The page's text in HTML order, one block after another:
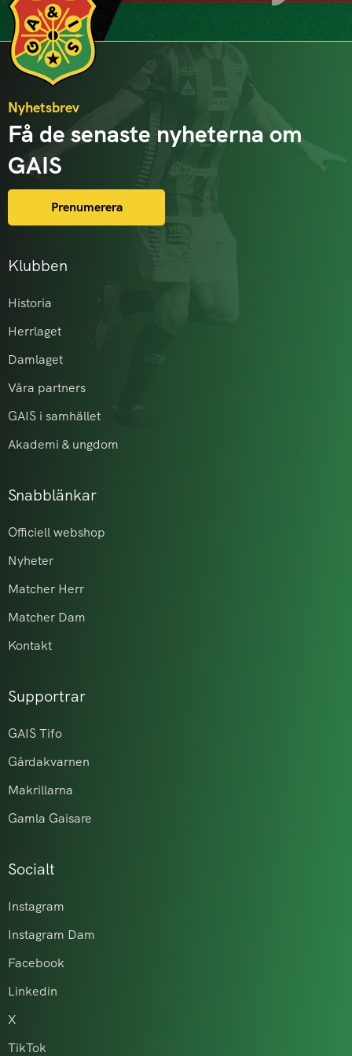
Klubben
Historia
Herrlaget
Damlaget
Våra partners
GAIS i samhället
Akademi & ungdom
Snabblänkar
Officiell webshop
Nyheter
Matcher Herr
Matcher Dam
Kontakt
Supportrar
GAIS Tifo
Gårdakvarnen
Makrillarna
Gamla Gaisare
Socialt
Instagram
Instagram Dam
Facebook
Linkedin
X
TikTok
Nyhetsbrev
Få de senaste nyheterna om
GAIS
Prenumerera